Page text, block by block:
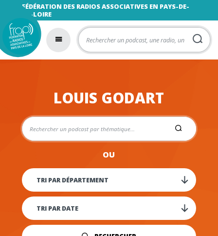
FÉDÉRATION DES RADIOS ASSOCIATIVES EN PAYS-DE-
LA-LOIRE
LOUIS GODART
OU